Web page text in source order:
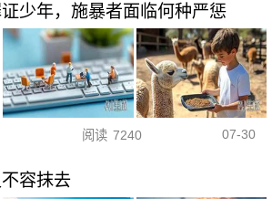
少年，施暴者面临何种严惩
阅读 7240 07-30
容抹去